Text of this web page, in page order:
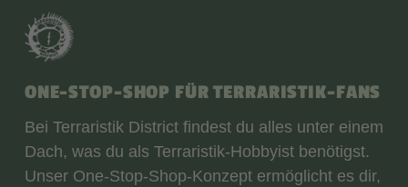
ONE-STOP-SHOP FÜR TERRARISTIK-FANS
Bei Terraristik District findest du alles unter einem
Dach, was du als Terraristik-Hobbyist benötigst.
Unser One-Stop-Shop-Konzept ermöglicht es dir,